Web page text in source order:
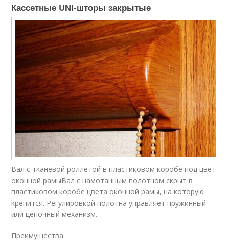
Кассетные UNI-шторы закрытые
Вал с тканевой роллетой в пластиковом коробе под цвет
оконной рамыВал с намотанным полотном скрыт в
пластиковом коробе цвета оконной рамы, на которую
крепится. Регулировкой полотна управляет пружинный
или цепочный механизм.
Преимущества: